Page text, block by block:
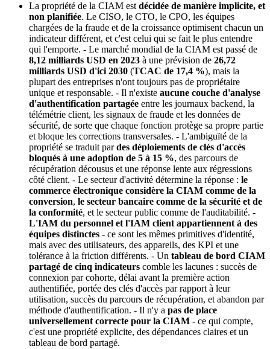
La propriété de la CIAM est décidée de manière implicite, et
non planifiée. Le CISO, le CTO, le CPO, les équipes
chargées de la fraude et de la croissance optimisent chacun un
indicateur différent, et c'est celui qui se fait le plus entendre
qui l'emporte. - Le marché mondial de la CIAM est passé de
8,12 milliards USD en 2023 à une prévision de 26,72
milliards USD d'ici 2030 (TCAC de 17,4 %), mais la
plupart des entreprises n'ont toujours pas de propriétaire
unique et responsable. - Il n'existe aucune couche d'analyse
d'authentification partagée entre les journaux backend, la
télémétrie client, les signaux de fraude et les données de
sécurité, de sorte que chaque fonction protège sa propre partie
et bloque les corrections transversales. - L'ambiguïté de la
propriété se traduit pardes déploiements de clés d'accès
bloqués à une adoption de 5 à 15 %, des parcours de
récupération décousus et une réponse lente aux régressions
côté client. - Le secteur d'activité détermine la réponse : le
commerce électronique considère la CIAM comme de la
conversion, le secteur bancaire comme de la sécurité et de
la conformité, et le secteur public comme de l'auditabilité. -
L'IAM du personnel et l'IAM client appartiennent à des
équipes distinctes - ce sont les mêmes primitives d'identité,
mais avec des utilisateurs, des appareils, des KPI et une
tolérance à la friction différents. - Un tableau de bord CIAM
partagé de cinq indicateurs comble les lacunes : succès de
connexion par cohorte, délai avant la première action
authentifiée, portée des clés d'accès par rapport à leur
utilisation, succès du parcours de récupération, et abandon par
méthode d'authentification. - Il n'y a pas de place
universellement correcte pour la CIAM - ce qui compte,
c'est une propriété explicite, des dépendances claires et un
tableau de bord partagé.